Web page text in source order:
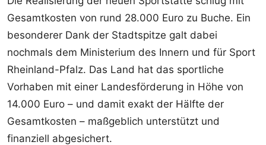
Gesamtkosten von rund 28.000 Euro zu Buche. Ein
besonderer Dank der Stadtspitze galt dabei
nochmals dem Ministerium des Innern und für Sport
Rheinland-Pfalz. Das Land hat das sportliche
Vorhaben mit einer Landesförderung in Höhe von
14.000 Euro – und damit exakt der Hälfte der
Gesamtkosten – maßgeblich unterstützt und
finanziell abgesichert.